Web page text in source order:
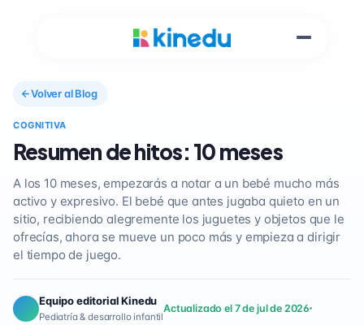
Volver al Blog
COGNITIVA
Resumen de hitos: 10 meses
A los 10 meses, empezarás a notar a un bebé mucho más
activo y expresivo. El bebé que antes jugaba quieto en un
sitio, recibiendo alegremente los juguetes y objetos que le
ofrecías, ahora se mueve un poco más y empieza a dirigir
el tiempo de juego.
Equipo editorial Kinedu
Pediatría & desarrollo infantil
Actualizado el 7 de jul de 2026